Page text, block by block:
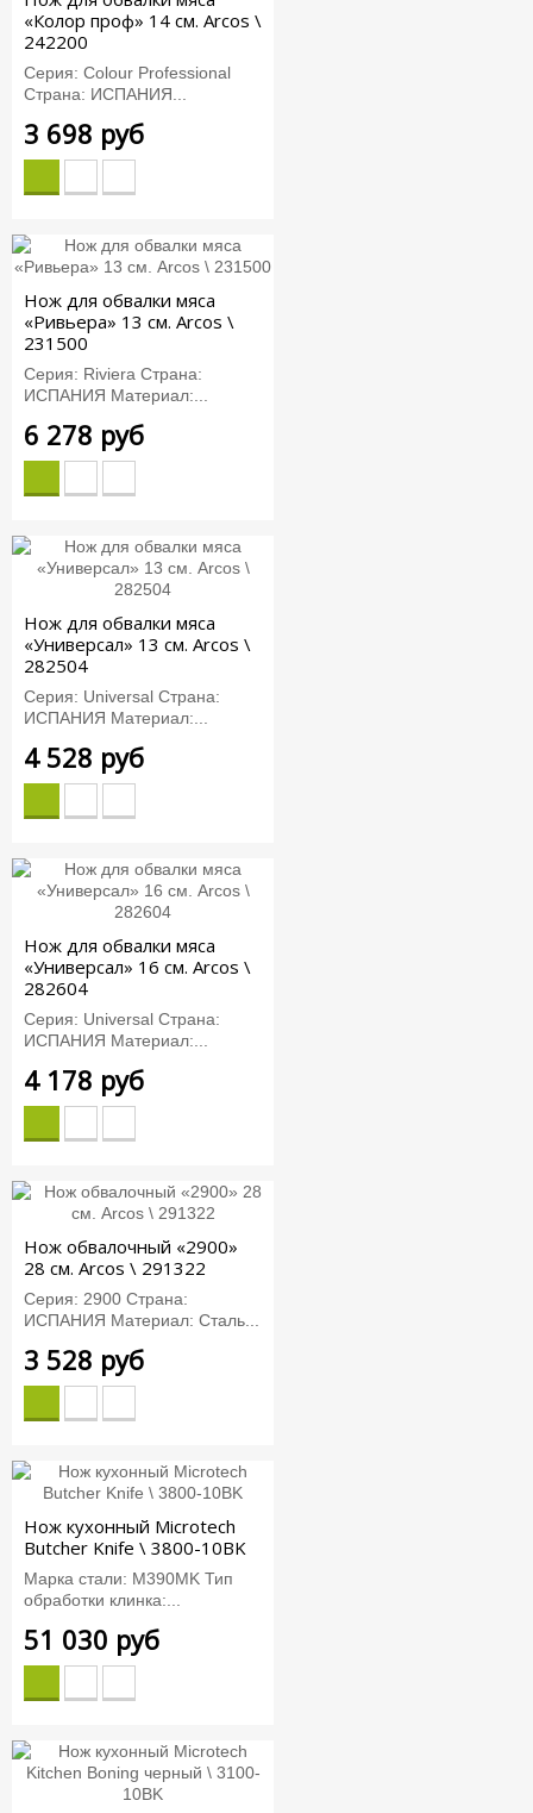
«Колор проф» 14 см. Arcos \
242200
Серия: Colour Professional
Страна: ИСПАНИЯ...
3 698 руб
Нож для обвалки мяса
«Ривьера» 13 см. Arcos \
231500
Серия: Riviera Страна:
ИСПАНИЯ Материал:...
6 278 руб
Нож для обвалки мяса
«Универсал» 13 см. Arcos \
282504
Серия: Universal Страна:
ИСПАНИЯ Материал:...
4 528 руб
Нож для обвалки мяса
«Универсал» 16 см. Arcos \
282604
Серия: Universal Страна:
ИСПАНИЯ Материал:...
4 178 руб
Нож обвалочный «2900»
28 см. Arcos \ 291322
Серия: 2900 Страна:
ИСПАНИЯ Материал: Сталь...
3 528 руб
Нож кухонный Microtech
Butcher Knife \ 3800-10BK
Марка стали: M390MK Тип
обработки клинка:...
51 030 руб